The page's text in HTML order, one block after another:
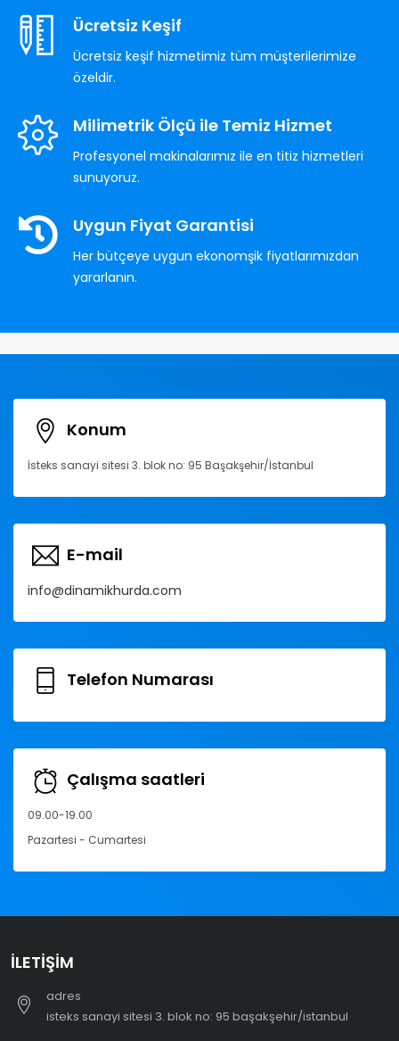
Ücretsiz Keşif
Ücretsiz keşif hizmetimiz tüm müşterilerimize
özeldir.
Milimetrik Ölçü ile Temiz Hizmet
Profesyonel makinalarımız ile en titiz hizmetleri
sunuyoruz.
Uygun Fiyat Garantisi
Her bütçeye uygun ekonomşik fiyatlarımızdan
yararlanın.
Konum
İsteks sanayi sitesi 3. blok no: 95 Başakşehir/İstanbul
E-mail
info@dinamikhurda.com
Telefon Numarası
Çalışma saatleri
09.00-19.00
Pazartesi - Cumartesi
İLETIŞIM
adres
i̇steks sanayi sitesi 3. blok no: 95 başakşehir/i̇stanbul